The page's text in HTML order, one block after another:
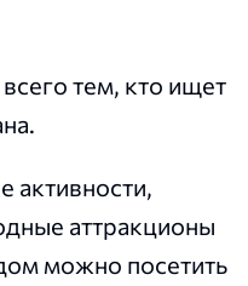
тем, кто ищет
активности,
аттракционы
можно посетить